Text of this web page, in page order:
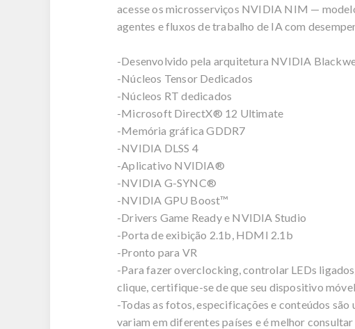
acesse os microsserviços NVIDIA NIM —
agentes e fluxos de trabalho de IA com
-Desenvolvido pela arquitetura NVIDIA
-Núcleos Tensor Dedicados
-Núcleos RT dedicados
-Microsoft DirectX® 12 Ultimate
-Memória gráfica GDDR7
-NVIDIA DLSS 4
-Aplicativo NVIDIA®
-NVIDIA G-SYNC®
-NVIDIA GPU Boost™
-Drivers Game Ready e NVIDIA Studio
-Porta de exibição 2.1b, HDMI 2.1b
-Pronto para VR
-Para fazer overclocking, controlar LEDs
clique, certifique-se de que seu dispositivo
-Todas as fotos, especificações e conteúdos
variam em diferentes países e é melhor